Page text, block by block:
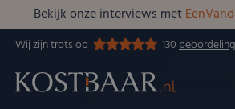
Bekijk onze interviews met
Wij zijn trots op 130